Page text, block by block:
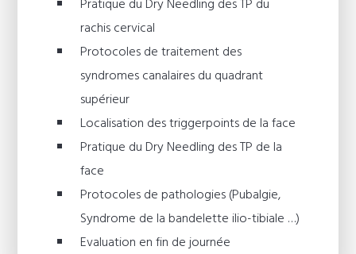
rachis cervical
Protocoles de traitement des
syndromes canalaires du quadrant
supérieur
Localisation des triggerpoints de la face
Pratique du Dry Needling des TP de la
face
Protocoles de pathologies (Pubalgie,
Syndrome de la bandelette ilio-tibiale …)
Evaluation en fin de journée